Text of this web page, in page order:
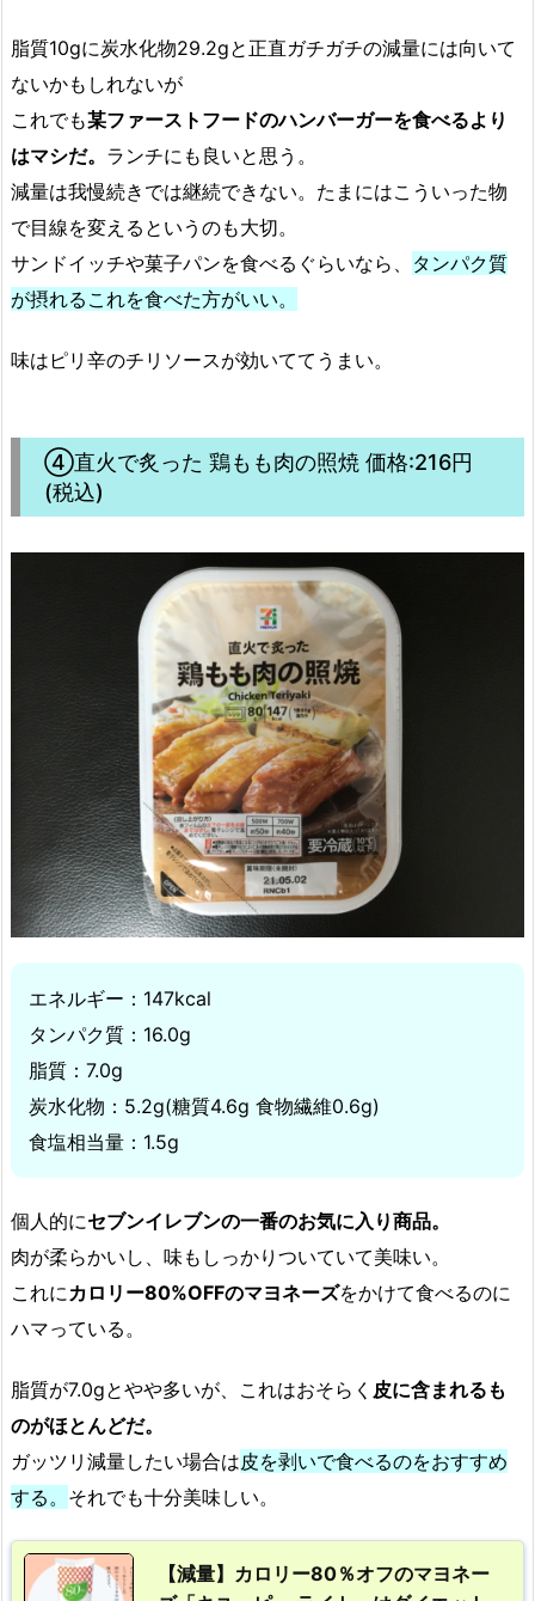
脂質10gに炭水化物29.2gと正直ガチガチの減量には向いて
ないかもしれないが
これでも某ファーストフードのハンバーガーを食べるより
はマシだ。 ランチにも良いと思う。
減量は我慢続きでは継続できない。たまにはこういった物
で目線を変えるというのも大切。
サンドイッチや菓子パンを食べるぐらいなら、 タンパク質
が摂れるこれを食べた方がいい。
味はピリ辛のチリソースが効いててうまい。
④直火で炙った 鶏もも肉の照焼 価格:216円
(税込)
エネルギー：147kcal
タンパク質：16.0g
脂質：7.0g
炭水化物：5.2g(糖質4.6g 食物繊維0.6g)
食塩相当量：1.5g
個人的にセブンイレブンの一番のお気に入り商品。
肉が柔らかいし、味もしっかりついていて美味い。
これに カロリー80%OFFのマヨネーズをかけて食べるのに
ハマっている。
脂質が7.0gとやや多いが、これはおそらく 皮に含まれるも
のがほとんどだ。
ガッツリ減量したい場合は皮を剥いで食べるのをおすすめ
する。 それでも十分美味しい。
【減量】カロリー80％オフのマヨネー